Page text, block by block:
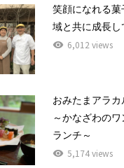
笑顔になれる
域と共に成長
6,012 views
おみたまアラ
～かなざわのワ
ランチ～
5,174 views